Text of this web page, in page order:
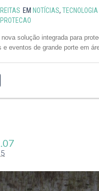
EM NOTÍCIAS, TECNOLOGIA
PROTECAO
solução integrada para
eventos de grande porte em